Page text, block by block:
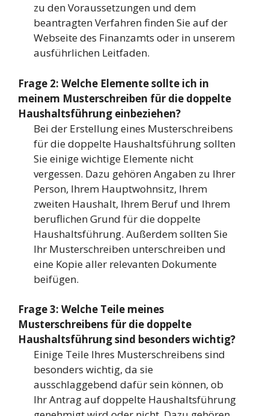
zu den Voraussetzungen und dem
beantragten Verfahren finden Sie auf der
Webseite des Finanzamts oder in unserem
ausführlichen Leitfaden.
Frage 2: Welche Elemente sollte ich in
meinem Musterschreiben für die doppelte
Haushaltsführung einbeziehen?
Bei der Erstellung eines Musterschreibens
für die doppelte Haushaltsführung sollten
Sie einige wichtige Elemente nicht
vergessen. Dazu gehören Angaben zu Ihrer
Person, Ihrem Hauptwohnsitz, Ihrem
zweiten Haushalt, Ihrem Beruf und Ihrem
beruflichen Grund für die doppelte
Haushaltsführung. Außerdem sollten Sie
Ihr Musterschreiben unterschreiben und
eine Kopie aller relevanten Dokumente
beifügen.
Frage 3: Welche Teile meines
Musterschreibens für die doppelte
Haushaltsführung sind besonders wichtig?
Einige Teile Ihres Musterschreibens sind
besonders wichtig, da sie
ausschlaggebend dafür sein können, ob
Ihr Antrag auf doppelte Haushaltsführung